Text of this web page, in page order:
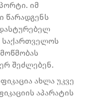
იმ
წარადგენს
საქართველოს
შეძლებენ.
ახლა უკვე
აპარატის